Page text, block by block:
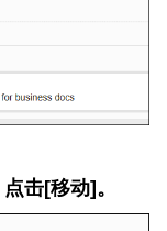
击[移动]。